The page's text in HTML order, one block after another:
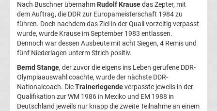
Liga
Ergebnisse
Liga
Ergebnisse
Nach Buschner übernahm Rudolf Krausedas Zepter, mit
dem Auftrag, die DDR zur Europameisterschaft 1984 zu
führen. Doch nachdem das Ziel in der Quali vorzeitig verpasst
wurde, wurde Krause im September 1983 entlassen.
Dennoch war dessen Ausbeute mit acht Siegen, 4 Remis und
fünf Niederlagen unterm Strich positiv.
Bernd Stange, der zuvor die eigens ins Leben gerufene DDR-
Olympiaauswahl coachte, wurde der nächste DDR-
Nationalcoach. DieTrainerlegendeverpasste jeweils in der
Qualifikation zur WM 1986 in Mexiko und EM 1988 in
Deutschland jeweils nur knapp die zweite Teilnahme an einem